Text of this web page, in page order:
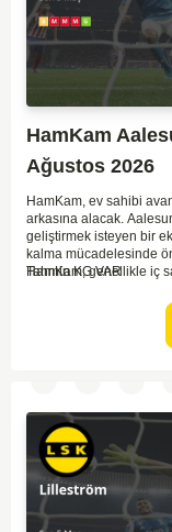
HamKam
Ağustos 2026
HamKam, ev sahibi
arkasına alacak.
geliştirmek isteyen bir
kalma mücadelesinde
HamKam, genellikle iç
olabilir. Hücum
gol bulma ihtimalleri
Tahmin KG VAR